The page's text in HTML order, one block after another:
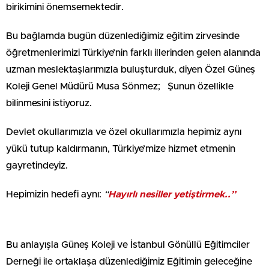
birikimini önemsemektedir.
Bu bağlamda bugün düzenlediğimiz eğitim zirvesinde
öğretmenlerimizi Türkiye’nin farklı illerinden gelen alanında
uzman meslektaşlarımızla buluşturduk, diyen Özel Güneş
Koleji Genel Müdürü Musa Sönmez; Şunun özellikle
bilinmesini istiyoruz.
Devlet okullarımızla ve özel okullarımızla hepimiz aynı
yükü tutup kaldırmanın, Türkiye’mize hizmet etmenin
gayretindeyiz.
Hepimizin hedefi aynı: “Hayırlı nesiller yetiştirmek..”
Bu anlayışla Güneş Koleji ve İstanbul Gönüllü Eğitimciler
Derneği ile ortaklaşa düzenlediğimiz Eğitimin geleceğine